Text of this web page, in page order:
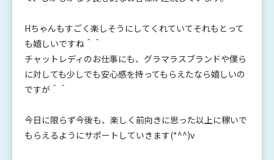
Hちゃんもすごく楽しそうにしてくれていてそれもとって
も嬉しいですね＾＾
チャットレディのお仕事にも、グラマラスブランドや僕ら
に対しても少しでも安心感を持ってもらえたなら嬉しいの
ですが＾＾
今日に限らず今後も、楽しく前向きに思った以上に稼いで
もらえるようにサポートしていきます(*^^)v